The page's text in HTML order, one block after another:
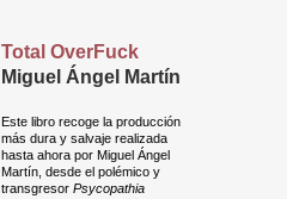
Total OverFuck
Miguel Ángel Martín
Este libro recoge la producción
más dura y salvaje realizada
hasta ahora por Miguel Ángel
Martín, desde el polémico y
transgresor Psycopathia